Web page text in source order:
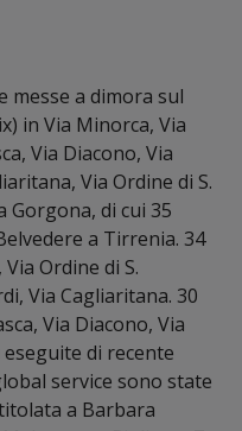
messe a dimora sul
in Via Minorca, Via
Via Diacono, Via
Via Ordine di S.
Gorgona, di cui 35
a Tirrenia. 34
Ordine di S.
Via Cagliaritana. 30
Via Diacono, Via
di recente
service sono state
a Barbara